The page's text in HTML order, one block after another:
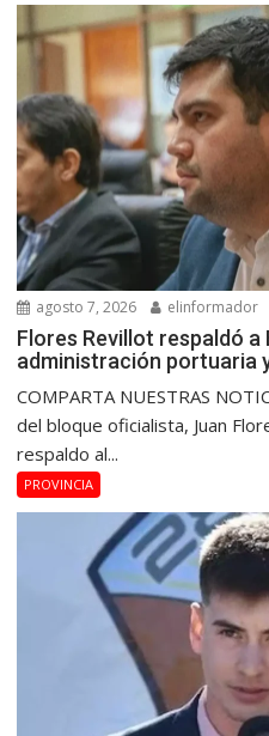
agosto 7, 2026 elinformador
Flores Revillot respaldó a
administración portuaria
COMPARTA NUESTRAS
del bloque oficialista, Juan
respaldo al...
PROVINCIA